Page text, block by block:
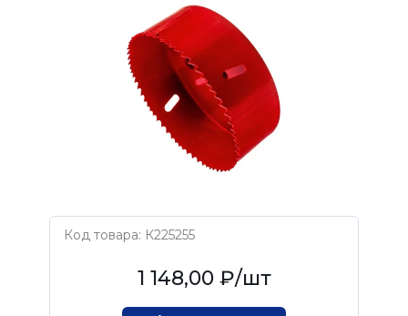
Код товара: К225255
PILORAMA1 148,00 ₽/шт